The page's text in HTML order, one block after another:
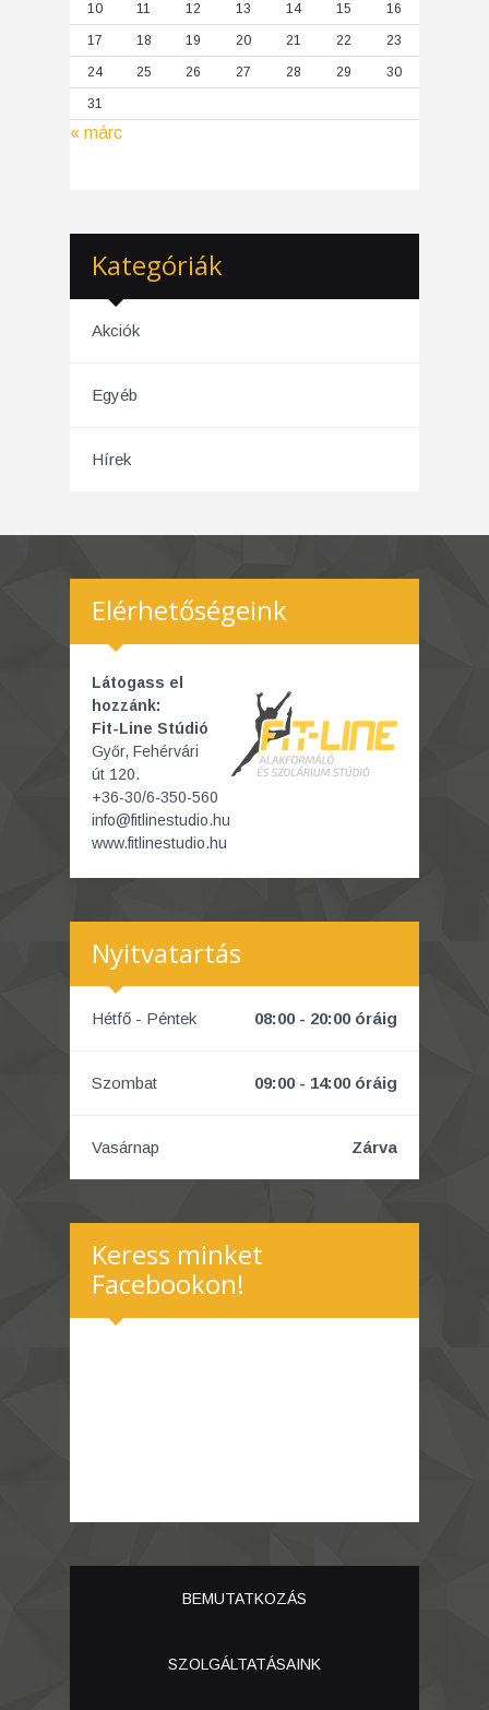
10 11 12 13 14 15 16
17 18 19 20 21 22 23
24 25 26 27 28 29 30
31
« márc
Kategóriák
Akciók
Egyéb
Hírek
Elérhetőségeink
Látogass el
hozzánk:
Fit-Line Stúdió
Győr, Fehérvári
út 120.
+36-30/6-350-560
info@fitlinestudio.hu
www.fitlinestudio.hu
Nyitvatartás
Hétfő - Péntek 08:00 - 20:00 óráig
Szombat 09:00 - 14:00 óráig
Vasárnap Zárva
Keress minket
Facebookon!
BEMUTATKOZÁS
SZOLGÁLTATÁSAINK